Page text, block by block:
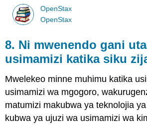
OpenStax
OpenStax
8. Ni mwenendo gani
usimamizi katika siku
Mwelekeo minne muhimu katika
usimamizi wa mgogoro,
matumizi makubwa ya teknolojia
kubwa ya ujuzi wa usimamizi wa